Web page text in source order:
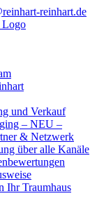
reinhart.de
und Verkauf
– NEU –
& Netzwerk
über alle Kanäle
Ihr Traumhaus